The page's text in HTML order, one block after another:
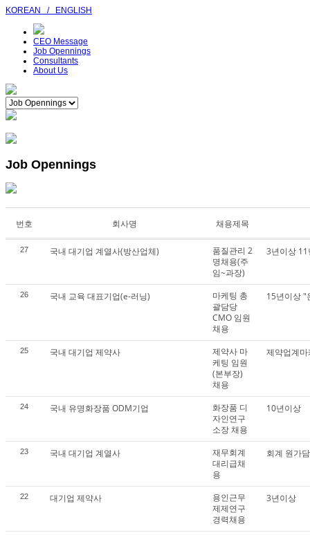
KOREAN / ENGLISH
CEO Message
Job Opennings
Consultants
About Us
Job Opennings
번호 회사명 채용제목
27 국내 대기업 계열사(방산업체)
품질관리 2
명채용(주
임~과장)
3년이상
26 국내 교육 대표기업(e-러닝)
마케팅 총
괄담당
CMO 임원
채용
15년이상 "
25 국내 대기업 제약사
제약사 마
케팅 임원
(본부장)
채용
제약업계
24 국내 유명화장품 ODM기업
화장품 디
자인연구
소장 채용
10년이상
23 국내 대기업 계열사
재무회계
대리급채
용
회계 원가
22 대기업 제약사
용인근무
제제연구
경력채용
3년이상